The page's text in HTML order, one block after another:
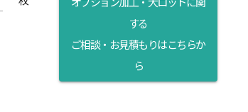
する
ご相談・お見積もりはこちらか
ら